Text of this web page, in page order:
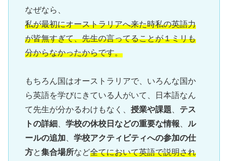
私が最初にオーストラリアへ来た時私の英語力
が皆無すぎて、先生の言ってることが１ミリも
もちろん国はオーストラリアで、いろんな国か
ら英語を学びにきている人がいて、日本語なん
て先生が分かるわけもなく、 授業や課題、 テス
トの詳細 、 学校の休校日などの重要な情報、 ル
ールの追加、 学校アクティビティへの参加の仕
方と集合場所など全てにおいて英語で説明され